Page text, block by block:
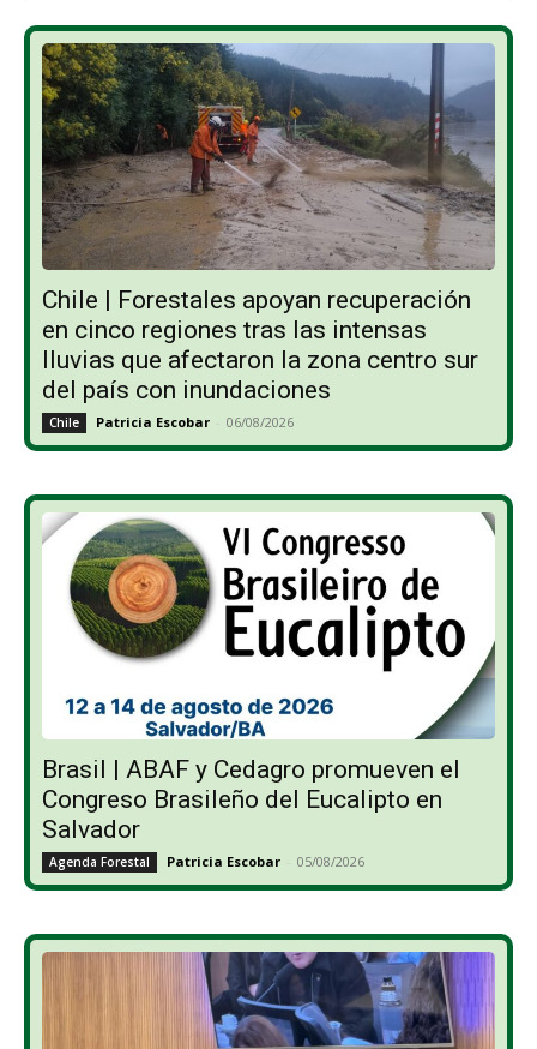
Chile | Forestales apoyan recuperación
en cinco regiones tras las intensas
lluvias que afectaron la zona centro sur
del país con inundaciones
Chile Patricia Escobar - 06/08/2026
Brasil | ABAF y Cedagro promueven el
Congreso Brasileño del Eucalipto en
Salvador
Agenda Forestal Patricia Escobar - 05/08/2026